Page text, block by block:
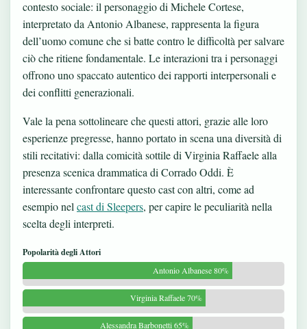
contesto sociale: il personaggio di Michele Cortese,
interpretato da Antonio Albanese, rappresenta la figura
dell’uomo comune che si batte contro le difficoltà per salvare
ciò che ritiene fondamentale. Le interazioni tra i personaggi
offrono uno spaccato autentico dei rapporti interpersonali e
dei conflitti generazionali.
Vale la pena sottolineare che questi attori, grazie alle loro
esperienze pregresse, hanno portato in scena una diversità di
stili recitativi: dalla comicità sottile di Virginia Raffaele alla
presenza scenica drammatica di Corrado Oddi. È
interessante confrontare questo cast con altri, come ad
esempio nel cast di Sleepers, per capire le peculiarità nella
scelta degli interpreti.
Popolarità degli Attori
Antonio Albanese 80%
Virginia Raffaele 70%
Alessandra Barbonetti 65%